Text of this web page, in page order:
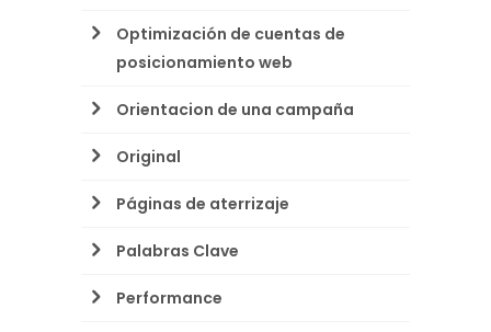
Optimización de cuentas de
posicionamiento web
Orientacion de una campaña
Original
Páginas de aterrizaje
Palabras Clave
Performance